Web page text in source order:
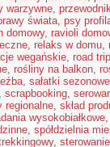
warzywne,
świata, psy
domowy, ravioli
, relaks w domu,
wegańskie, road trip
, rośliny na balkon,
, sałatki sezonowe
, scrapbooking,
regionalne, skład
wysokobiałkowe,
, spółdzielnia
,